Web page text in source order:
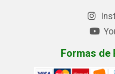
Formas de